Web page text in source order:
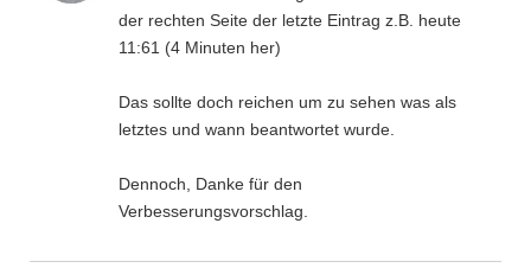
der rechten Seite der letzte Eintrag z.B. heute
11:61 (4 Minuten her)
Das sollte doch reichen um zu sehen was als
letztes und wann beantwortet wurde.
Dennoch, Danke für den
Verbesserungsvorschlag.